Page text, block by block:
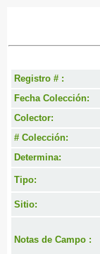
Registro # :
Fecha Colección:
Colector:
# Colección:
Determina:
Tipo:
Sitio:
Notas de Campo :